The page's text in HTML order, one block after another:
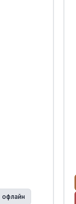
офлайн